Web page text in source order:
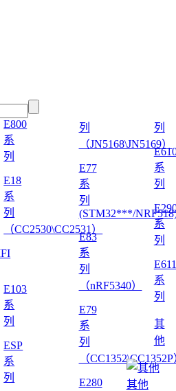
E800
系
列
E18
系
列
（CC2530\CC2531）
E103
系
列
ESP
系
列
列
（JN5168\JN5169）
E77
系
列
(STM32***/
E83
系
列
（nRF5340）
E79
系
列
（
E280
列
系
列
系
列
E611
系
列
其
他
其他